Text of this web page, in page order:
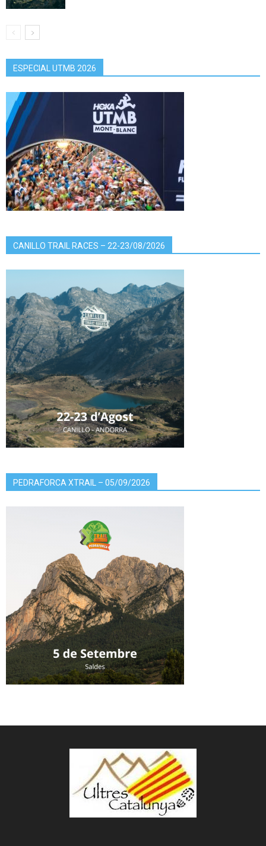
ESPECIAL UTMB 2026
CANILLO TRAIL RACES – 22-23/08/2026
PEDRAFORCA XTRAIL – 05/09/2026